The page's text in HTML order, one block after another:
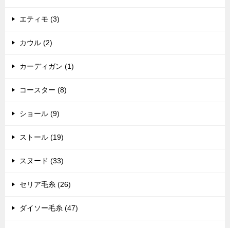
エティモ (3)
カウル (2)
カーディガン (1)
コースター (8)
ショール (9)
ストール (19)
スヌード (33)
セリア毛糸 (26)
ダイソー毛糸 (47)